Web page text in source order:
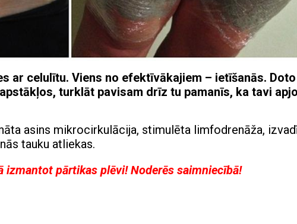
ar celulītu. Viens no efektīvākajiem – ietīšanās. Doto
turklāt pavisam drīz tu pamanīs, ka tavi
asins mikrocirkulācija, stimulēta limfodrenāža,
tauku atliekas.
izmantot pārtikas plēvi! Noderēs saimniecībā!